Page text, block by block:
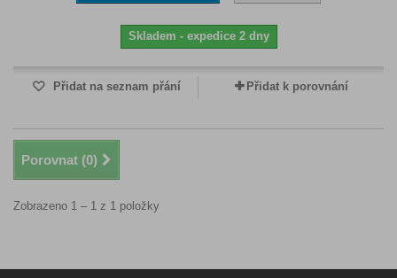
Skladem - expedice 2 dny
Přidat na seznam přání Přidat k porovnání
Porovnat (0)
Zobrazeno 1 – 1 z 1 položky